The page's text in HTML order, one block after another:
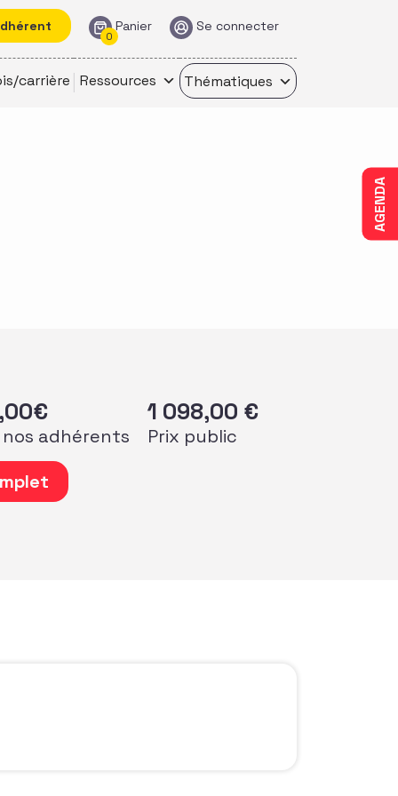
Panier
0
Se connecter
carrière Ressources Thématiques
AGENDA
€
adhérents
1 098,00 €
Prix public
de 21ème Séminaire francophone de la collecte de fonds